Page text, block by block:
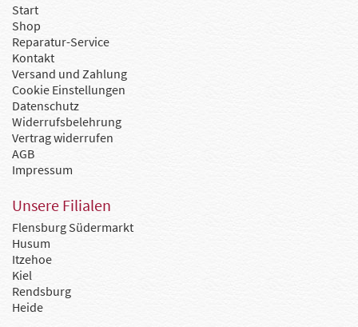
Start
Shop
Reparatur-Service
Kontakt
Versand und Zahlung
Cookie Einstellungen
Datenschutz
Widerrufsbelehrung
Vertrag widerrufen
AGB
Impressum
Unsere Filialen
Flensburg Südermarkt
Husum
Itzehoe
Kiel
Rendsburg
Heide